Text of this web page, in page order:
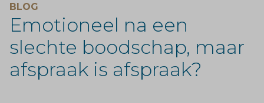
BLOG
Emotioneel na een
slechte boodschap, maar
afspraak is afspraak?